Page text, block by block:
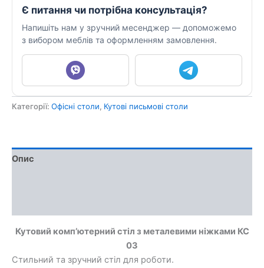
Є питання чи потрібна консультація?
Напишіть нам у зручний месенджер — допоможемо
з вибором меблів та оформленням замовлення.
Категорії: Офісні столи, Кутові письмові столи
Опис
Кутовий комп’ютерний стіл з металевими ніжками КС
03
Стильний та зручний стіл для роботи.